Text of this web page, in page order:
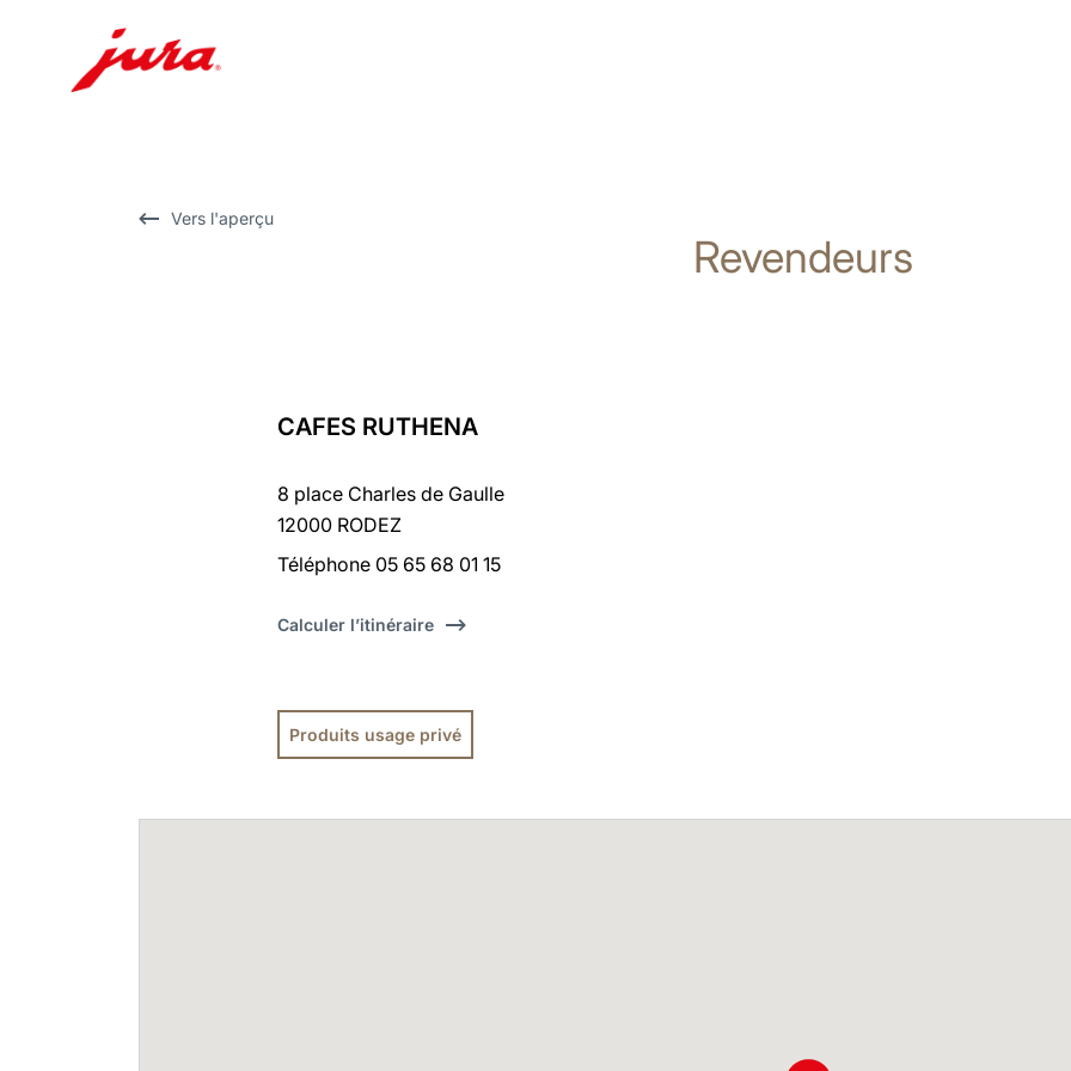
Vers l'aperçu
Revendeurs
récapitulatif
CAFES RUTHENA
8 place Charles de Gaulle
12000 RODEZ
Téléphone 05 65 68 01 15
Calculer l’itinéraire
Produits usage privé